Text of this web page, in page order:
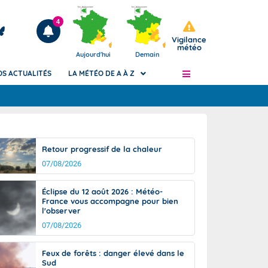
Articles
4
Aujourd'hui Demain
Vigilance
météo
de
Phénomènes dangereux de J+2 à J+7
Avertissement pluies intenses à l'échelle
des communes (Apic)
Bulletins Marine
Bulletins d'estimation du risque
d'avalanche
Météo des forêts
Vigicrues
ACTUALITÉS LA MÉTÉO DE A À Z
Retour progressif de la chaleur
07/08/2026
Éclipse du 12 août 2026 : Météo-
France vous accompagne pour bien
l'observer
07/08/2026
Feux de forêts : danger élevé dans le
Sud